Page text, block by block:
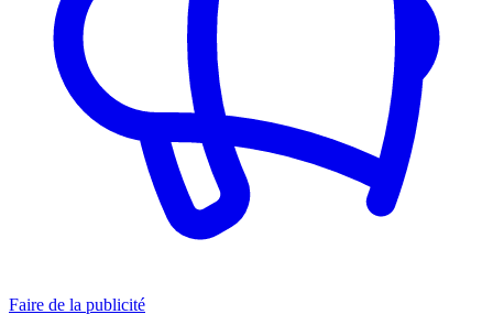
Faire de la publicité